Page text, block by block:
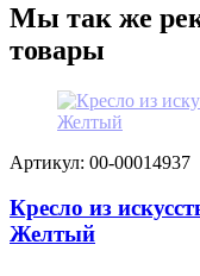
Мы так же
товары
Артикул: 00-00014937
Кресло из
Желтый